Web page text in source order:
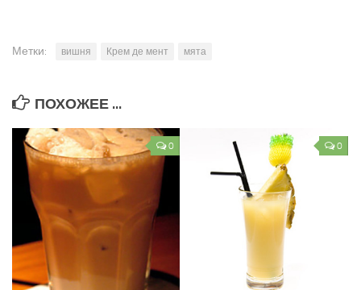
Метки: вишня Крем де мент мята
ПОХОЖЕЕ ...
0 0